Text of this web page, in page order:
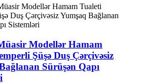
Modellər Hamam
Şüşə Duş Çərçivəsiz
Sürüşən Qapı